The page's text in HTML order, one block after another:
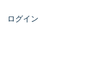
ログイン